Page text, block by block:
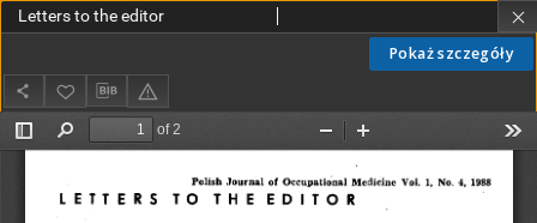
Pokaż szczegóły
Letters to the editor